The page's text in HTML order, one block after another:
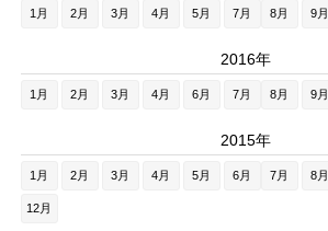
1月 2月 3月 4月 5月 7月 8月 9月
2016年
1月 2月 3月 4月 6月 7月 8月 9月
2015年
1月 2月 3月 4月 5月 6月 7月 8月
12月